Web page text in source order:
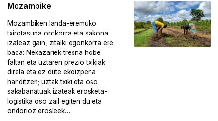
Mozambike
Mozambiken landa-eremuko
txirotasuna orokorra eta sakona
izateaz gain, zitalki egonkorra ere
bada: Nekazariek tresna hobe
faltan eta uztaren prezio txikiak
direla eta ez dute ekoizpena
handitzen; uztak txiki eta oso
sakabanatuak izateak erosketa-
logistika oso zail egiten du eta
ondorioz erosleek…